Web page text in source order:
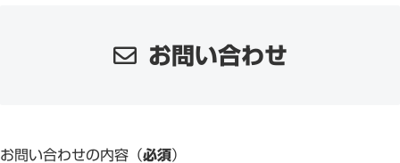
お問い合わせ
お問い合わせの内容（必須）